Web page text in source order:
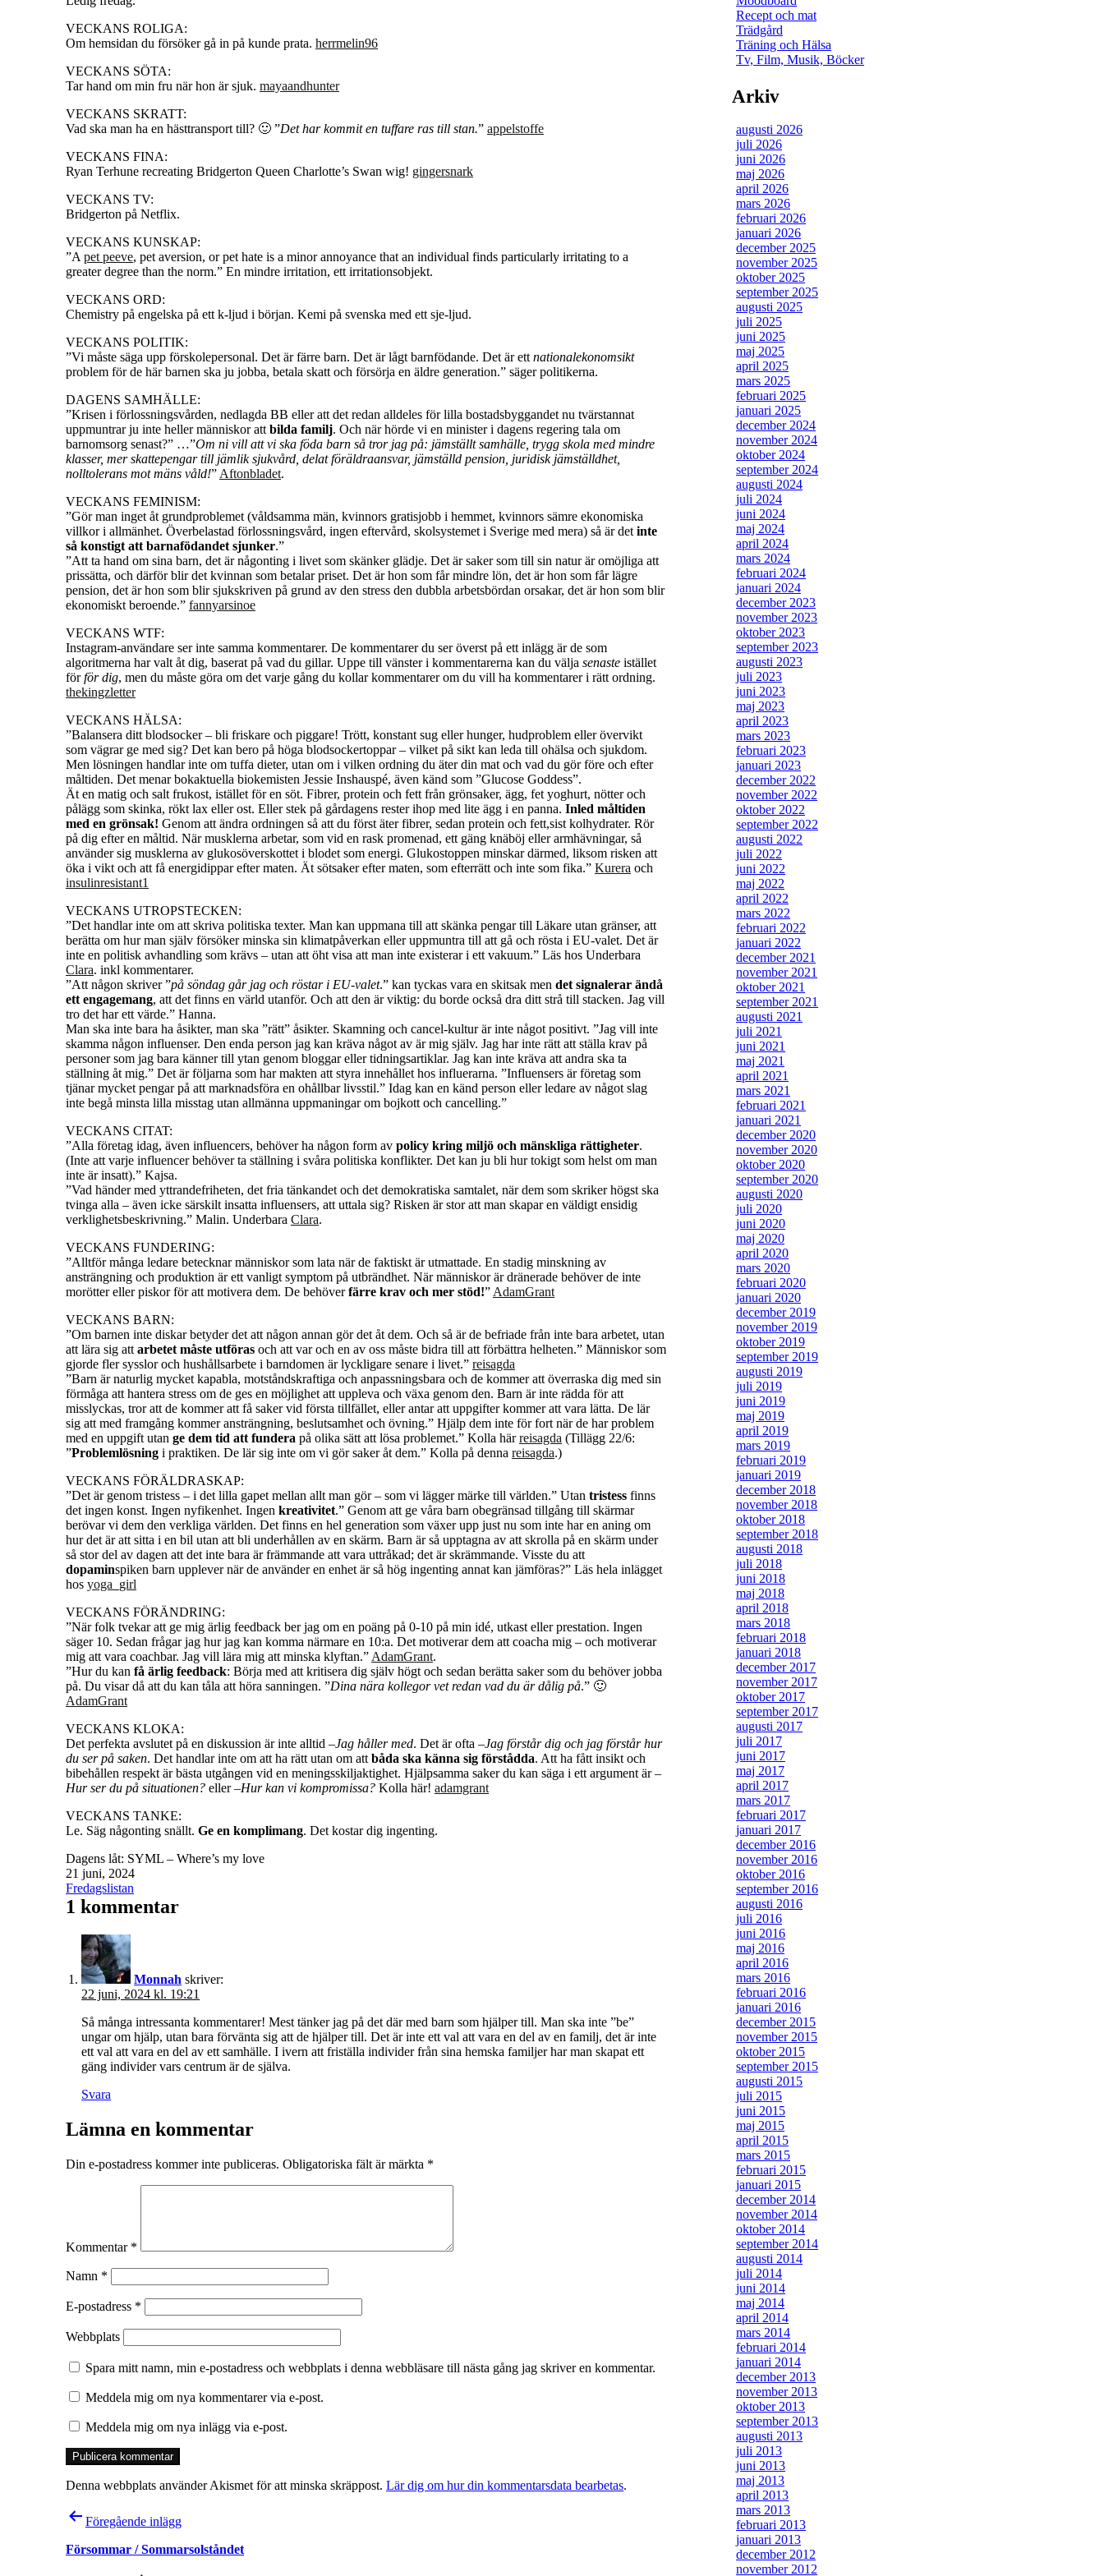
VECKANS ROLIGA:
Om hemsidan du försöker gå in på kunde prata. herrmelin96
VECKANS SÖTA:
Tar hand om min fru när hon är sjuk. mayaandhunter
VECKANS SKRATT:
Vad ska man ha en hästtransport till? 🙂 ”Det har kommit en tuffare ras till stan.” appelstoffe
VECKANS FINA:
Ryan Terhune recreating Bridgerton Queen Charlotte’s Swan wig! gingersnark
VECKANS TV:
Bridgerton på Netflix.
VECKANS KUNSKAP:
”A pet peeve, pet aversion, or pet hate is a minor annoyance that an individual finds particularly irritating to a
greater degree than the norm.” En mindre irritation, ett irritationsobjekt.
VECKANS ORD:
Chemistry på engelska på ett k-ljud i början. Kemi på svenska med ett sje-ljud.
VECKANS POLITIK:
”Vi måste säga upp förskolepersonal. Det är färre barn. Det är lågt barnfödande. Det är ett nationalekonomsikt
problem för de här barnen ska ju jobba, betala skatt och försörja en äldre generation.” säger politikerna.
DAGENS SAMHÄLLE:
”Krisen i förlossningsvården, nedlagda BB eller att det redan alldeles för lilla bostadsbyggandet nu tvärstannat
uppmuntrar ju inte heller människor att bilda familj. Och när hörde vi en minister i dagens regering tala om
barnomsorg senast?” …”Om ni vill att vi ska föda barn så tror jag på: jämställt samhälle, trygg skola med mindre
klasser, mer skattepengar till jämlik sjukvård, delat föräldraansvar, jämställd pension, juridisk jämställdhet,
nolltolerans mot mäns våld!” Aftonbladet.
VECKANS FEMINISM:
”Gör man inget åt grundproblemet (våldsamma män, kvinnors gratisjobb i hemmet, kvinnors sämre ekonomiska
villkor i allmänhet. Överbelastad förlossningsvård, ingen eftervård, skolsystemet i Sverige med mera) så är det inte
så konstigt att barnafödandet sjunker.”
”Att ta hand om sina barn, det är någonting i livet som skänker glädje. Det är saker som till sin natur är omöjliga att
prissätta, och därför blir det kvinnan som betalar priset. Det är hon som får mindre lön, det är hon som får lägre
pension, det är hon som blir sjukskriven på grund av den stress den dubbla arbetsbördan orsakar, det är hon som blir
ekonomiskt beroende.” fannyarsinoe
VECKANS WTF:
Instagram-användare ser inte samma kommentarer. De kommentarer du ser överst på ett inlägg är de som
algoritmerna har valt åt dig, baserat på vad du gillar. Uppe till vänster i kommentarerna kan du välja senaste istället
förför dig, men du måste göra om det varje gång du kollar kommentarer om du vill ha kommentarer i rätt ordning.
thekingzletter
VECKANS HÄLSA:
”Balansera ditt blodsocker – bli friskare och piggare! Trött, konstant sug eller hunger, hudproblem eller övervikt
som vägrar ge med sig? Det kan bero på höga blodsockertoppar – vilket på sikt kan leda till ohälsa och sjukdom.
Men lösningen handlar inte om tuffa dieter, utan om i vilken ordning du äter din mat och vad du gör före och efter
måltiden. Det menar bokaktuella biokemisten Jessie Inshauspé, även känd som ”Glucose Goddess”.
Ät en matig och salt frukost, istället för en söt. Fibrer, protein och fett från grönsaker, ägg, fet yoghurt, nötter och
pålägg som skinka, rökt lax eller ost. Eller stek på gårdagens rester ihop med lite ägg i en panna. Inled måltiden
med en grönsak! Genom att ändra ordningen så att du först äter fibrer, sedan protein och fett,sist kolhydrater. Rör
på dig efter en måltid. När musklerna arbetar, som vid en rask promenad, ett gäng knäböj eller armhävningar, så
använder sig musklerna av glukosöverskottet i blodet som energi. Glukostoppen minskar därmed, liksom risken att
öka i vikt och att få energidippar efter maten. Ät sötsaker efter maten, som efterrätt och inte som fika.” Kurera och
insulinresistant1
VECKANS UTROPSTECKEN:
”Det handlar inte om att skriva politiska texter. Man kan uppmana till att skänka pengar till Läkare utan gränser, att
berätta om hur man själv försöker minska sin klimatpåverkan eller uppmuntra till att gå och rösta i EU-valet. Det är
inte en politisk avhandling som krävs – utan att öht visa att man inte existerar i ett vakuum.” Läs hos Underbara
Clara. inkl kommentarer.
”Att någon skriver ”på söndag går jag och röstar i EU-valet.” kan tyckas vara en skitsak men det signalerar ändå
ett engagemang, att det finns en värld utanför. Och att den är viktig: du borde också dra ditt strå till stacken. Jag vill
tro det har ett värde.” Hanna.
Man ska inte bara ha åsikter, man ska ”rätt” åsikter. Skamning och cancel-kultur är inte något positivt. ”Jag vill inte
skamma någon influenser. Den enda person jag kan kräva något av är mig själv. Jag har inte rätt att ställa krav på
personer som jag bara känner till ytan genom bloggar eller tidningsartiklar. Jag kan inte kräva att andra ska ta
ställning åt mig.” Det är följarna som har makten att styra innehållet hos influerarna. ”Influensers är företag som
tjänar mycket pengar på att marknadsföra en ohållbar livsstil.” Idag kan en känd person eller ledare av något slag
inte begå minsta lilla misstag utan allmänna uppmaningar om bojkott och cancelling.”
VECKANS CITAT:
”Alla företag idag, även influencers, behöver ha någon form av policy kring miljö och mänskliga rättigheter.
(Inte att varje influencer behöver ta ställning i svåra politiska konflikter. Det kan ju bli hur tokigt som helst om man
inte är insatt).” Kajsa.
”Vad händer med yttrandefriheten, det fria tänkandet och det demokratiska samtalet, när dem som skriker högst ska
tvinga alla – även icke särskilt insatta influensers, att uttala sig? Risken är stor att man skapar en väldigt ensidig
verklighetsbeskrivning.” Malin. Underbara Clara.
VECKANS FUNDERING:
”Alltför många ledare betecknar människor som lata när de faktiskt är utmattade. En stadig minskning av
ansträngning och produktion är ett vanligt symptom på utbrändhet. När människor är dränerade behöver de inte
morötter eller piskor för att motivera dem. De behöverfärre krav och mer stöd!” AdamGrant
VECKANS BARN:
”Om barnen inte diskar betyder det att någon annan gör det åt dem. Och så är de befriade från inte bara arbetet, utan
att lära sig att arbetet måste utföras och att var och en av oss måste bidra till att förbättra helheten.” Människor som
gjorde fler sysslor och hushållsarbete i barndomen är lyckligare senare i livet.” reisagda
”Barn är naturlig mycket kapabla, motståndskraftiga och anpassningsbara och de kommer att överraska dig med sin
förmåga att hantera stress om de ges en möjlighet att uppleva och växa genom den. Barn är inte rädda för att
misslyckas, tror att de kommer att få saker vid första tillfället, eller antar att uppgifter kommer att vara lätta. De lär
sig att med framgång kommer ansträngning, beslutsamhet och övning.” Hjälp dem inte för fort när de har problem
med en uppgift utan ge dem tid att fundera på olika sätt att lösa problemet.” Kolla härreisagda (Tillägg 22/6:
”Problemlösning i praktiken. De lär sig inte om vi gör saker åt dem.” Kolla på denna reisagda.)
VECKANS FÖRÄLDRASKAP:
”Det är genom tristess – i det lilla gapet mellan allt man gör – som vi lägger märke till världen.” Utan tristess finns
det ingen konst. Ingen nyfikenhet. Ingen kreativitet.” Genom att ge våra barn obegränsad tillgång till skärmar
berövar vi dem den verkliga världen. Det finns en hel generation som växer upp just nu som inte har en aning om
hur det är att sitta i en bil utan att bli underhållen av en skärm. Barn är så upptagna av att skrolla på en skärm under
så stor del av dagen att det inte bara är främmande att vara uttråkad; det är skrämmande. Visste du att
dopaminspiken barn upplever när de använder en enhet är så hög ingenting annat kan jämföras?” Läs hela inlägget
hos yoga_girl
VECKANS FÖRÄNDRING:
”När folk tvekar att ge mig ärlig feedback ber jag om en poäng på 0-10 på min idé, utkast eller prestation. Ingen
säger 10. Sedan frågar jag hur jag kan komma närmare en 10:a. Det motiverar dem att coacha mig – och motiverar
mig att vara coachbar. Jag vill lära mig att minska klyftan.” AdamGrant.
”Hur du kan få ärlig feedback: Börja med att kritisera dig själv högt och sedan berätta saker som du behöver jobba
på. Du visar då att du kan tåla att höra sanningen. ”Dina nära kollegor vet redan vad du är dålig på.” 🙂
AdamGrant
VECKANS KLOKA:
Det perfekta avslutet på en diskussion är inte alltid –Jag håller med. Det är ofta –Jag förstår dig och jag förstår hur
du ser på saken. Det handlar inte om att ha rätt utan om att båda ska känna sig förstådda. Att ha fått insikt och
bibehållen respekt är bästa utgången vid en meningsskiljaktighet. Hjälpsamma saker du kan säga i ett argument är –
Hur ser du på situationen? eller –Hur kan vi kompromissa? Kolla här! adamgrant
VECKANS TANKE:
Le. Säg någonting snällt. Ge en komplimang. Det kostar dig ingenting.
Dagens låt: SYML – Where’s my love
Publicerat
den
21 juni, 2024
Kategoriserat
som
Fredagslistan
1 kommentar
Monnah skriver:
22 juni, 2024 kl. 19:21
Så många intressanta kommentarer! Mest tänker jag på det där med barn som hjälper till. Man ska inte ”be”
ungar om hjälp, utan bara förvänta sig att de hjälper till. Det är inte ett val att vara en del av en familj, det är inte
ett val att vara en del av ett samhälle. I ivern att friställa individer från sina hemska familjer har man skapat ett
gäng individer vars centrum är de själva.
Svara
Lämna en kommentar
Din e-postadress kommer inte publiceras. Obligatoriska fält är märkta *
Kommentar *
Namn *
E-postadress *
Webbplats
Spara mitt namn, min e-postadress och webbplats i denna webbläsare till nästa gång jag skriver en kommentar.
Meddela mig om nya kommentarer via e-post.
Meddela mig om nya inlägg via e-post.
Denna webbplats använder Akismet för att minska skräppost. Lär dig om hur din kommentarsdata bearbetas.
Inläggsnavigering
Föregående inlägg
Försommar / Sommarsolståndet
Recept och mat
Trädgård
Träning och Hälsa
Tv, Film, Musik, Böcker
Arkiv
augusti 2026
juli 2026
juni 2026
maj 2026
april 2026
mars 2026
februari 2026
januari 2026
december 2025
november 2025
oktober 2025
september 2025
augusti 2025
juli 2025
juni 2025
maj 2025
april 2025
mars 2025
februari 2025
januari 2025
december 2024
november 2024
oktober 2024
september 2024
augusti 2024
juli 2024
juni 2024
maj 2024
april 2024
mars 2024
februari 2024
januari 2024
december 2023
november 2023
oktober 2023
september 2023
augusti 2023
juli 2023
juni 2023
maj 2023
april 2023
mars 2023
februari 2023
januari 2023
december 2022
november 2022
oktober 2022
september 2022
augusti 2022
juli 2022
juni 2022
maj 2022
april 2022
mars 2022
februari 2022
januari 2022
december 2021
november 2021
oktober 2021
september 2021
augusti 2021
juli 2021
juni 2021
maj 2021
april 2021
mars 2021
februari 2021
januari 2021
december 2020
november 2020
oktober 2020
september 2020
augusti 2020
juli 2020
juni 2020
maj 2020
april 2020
mars 2020
februari 2020
januari 2020
december 2019
november 2019
oktober 2019
september 2019
augusti 2019
juli 2019
juni 2019
maj 2019
april 2019
mars 2019
februari 2019
januari 2019
december 2018
november 2018
oktober 2018
september 2018
augusti 2018
juli 2018
juni 2018
maj 2018
april 2018
mars 2018
februari 2018
januari 2018
december 2017
november 2017
oktober 2017
september 2017
augusti 2017
juli 2017
juni 2017
maj 2017
april 2017
mars 2017
februari 2017
januari 2017
december 2016
november 2016
oktober 2016
september 2016
augusti 2016
juli 2016
juni 2016
maj 2016
april 2016
mars 2016
februari 2016
januari 2016
december 2015
november 2015
oktober 2015
september 2015
augusti 2015
juli 2015
juni 2015
maj 2015
april 2015
mars 2015
februari 2015
januari 2015
december 2014
november 2014
oktober 2014
september 2014
augusti 2014
juli 2014
juni 2014
maj 2014
april 2014
mars 2014
februari 2014
januari 2014
december 2013
november 2013
oktober 2013
september 2013
augusti 2013
juli 2013
juni 2013
maj 2013
april 2013
mars 2013
februari 2013
januari 2013
december 2012
november 2012